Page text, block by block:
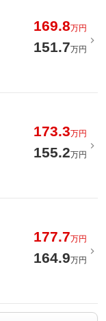
169.8万円
151.7万円
173.3万円
155.2万円
177.7万円
164.9万円